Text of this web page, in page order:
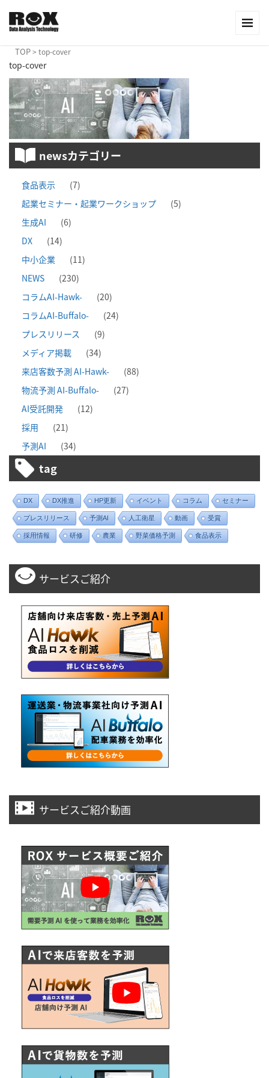
TOP> top-cover
top-cover
newsカテゴリー
食品表示
(7)
起業セミナー・起業ワークショップ
(5)
生成AI
(6)
DX
(14)
中小企業
(11)
NEWS
(230)
コラムAI-Hawk-
(20)
コラムAI-Buffalo-
(24)
プレスリリース
(9)
メディア掲載
(34)
来店客数予測 AI-Hawk-
(88)
物流予測 AI-Buffalo-
(27)
AI受託開発
(12)
採用
(21)
予測AI
(34)
tag
DX DX推進 HP更新 イベント コラム セミナー
プレスリリース 予測AI 人工衛星 動画 受賞
採用情報 研修 農業 野菜価格予測 食品表示
サービスご紹介
サービスご紹介動画